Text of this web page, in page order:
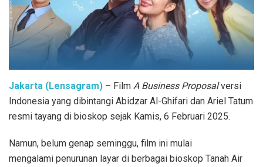
Jakarta (Lensagram) – Film A Business Proposalversi
Indonesia yang dibintangi Abidzar Al-Ghifari dan Ariel Tatum
resmi tayang di bioskop sejak Kamis, 6 Februari 2025.
Namun, belum genap seminggu, film ini mulai
mengalami penurunan layar di berbagai bioskop Tanah Air